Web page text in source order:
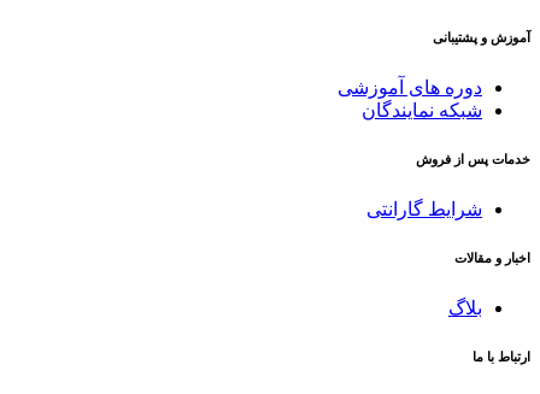
آموزش و پشتیبانی
دوره های آموزشی
شبکه نمایندگان
خدمات پس از فروش
شرایط گارانتی
اخبار و مقالات
بلاگ
ارتباط با ما